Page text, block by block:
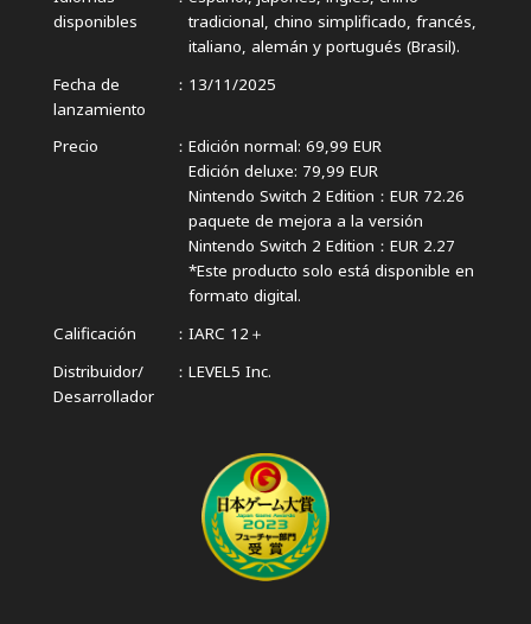
disponibles
tradicional, chino simplificado, francés,
italiano, alemán y portugués (Brasil).
Fecha de
lanzamiento
13/11/2025
Precio
Edición normal: 69,99 EUR
Edición deluxe: 79,99 EUR
Nintendo Switch 2 Edition：EUR 72.26
paquete de mejora a la versión
Nintendo Switch 2 Edition：EUR 2.27
*Este producto solo está disponible en
formato digital.
Calificación
IARC 12＋
Distribuidor/
Desarrollador
LEVEL5 Inc.